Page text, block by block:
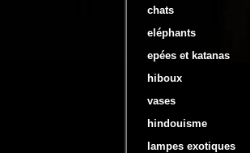
chats
eléphants
epées et katanas
hiboux
vases
hindouisme
lampes exotiques